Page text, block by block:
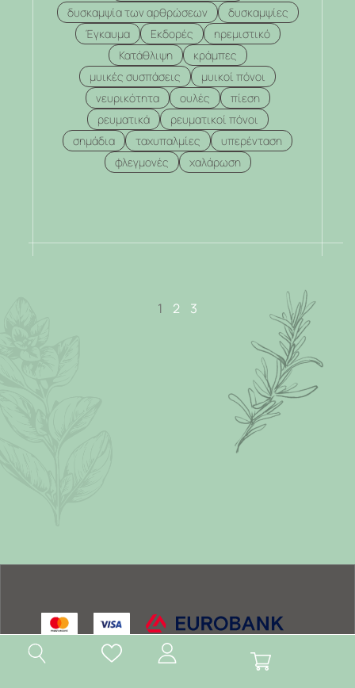
δυσκαμψία των αρθρώσεων
δυσκαμψίες
Έγκαυμα
Εκδορές
ηρεμιστικό
Κατάθλιψη
κράμπες
μυικές συσπάσεις
μυικοί πόνοι
νευρικότητα
ουλές
πίεση
ρευματικά
ρευματικοί πόνοι
σημάδια
ταχυπαλμίες
υπερένταση
φλεγμονές
χαλάρωση
.
1 2 3